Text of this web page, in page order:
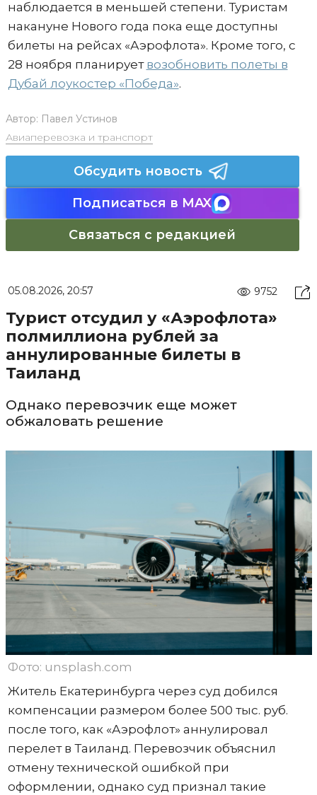
наблюдается в меньшей степени. Туристам
накануне Нового года пока еще доступны
билеты на рейсах «Аэрофлота». Кроме того, с
28 ноября планирует возобновить полеты в
Дубай лоукостер «Победа».
Автор: Павел Устинов
Авиаперевозка и транспорт
Обсудить новость
Подписаться в MAX
Связаться с редакцией
05.08.2026, 20:57 9752
Турист отсудил у «Аэрофлота»
полмиллиона рублей за
аннулированные билеты в
Таиланд
Однако перевозчик еще может
обжаловать решение
Фото: unsplash.com
Житель Екатеринбурга через суд добился
компенсации размером более 500 тыс. руб.
после того, как «Аэрофлот» аннулировал
перелет в Таиланд. Перевозчик объяснил
отмену технической ошибкой при
оформлении, однако суд признал такие